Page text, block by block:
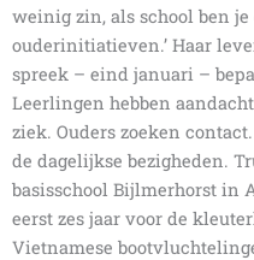
weinig zin, als school ben
ouderinitiatieven.’ Haar
spreek – eind januari –
Leerlingen hebben
ziek. Ouders zoeken
de dagelijkse bezigheden.
basisschool Bijlmerhorst in
eerst zes jaar voor de
Vietnamese